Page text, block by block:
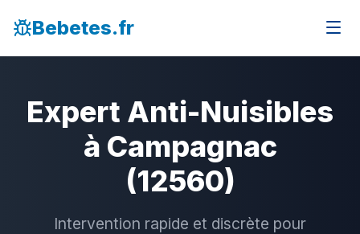
Bebetes.fr
Expert Anti-Nuisibles
à Campagnac
(12560)
Intervention rapide et discrète pour